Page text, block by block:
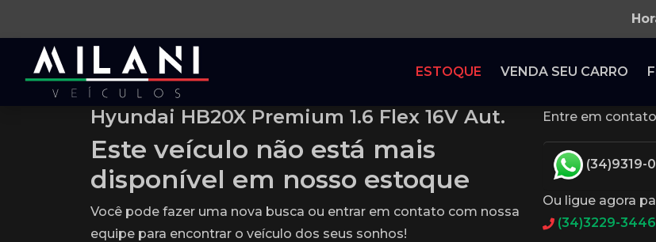
ESTOQUE VENDA SEU CARRO
Hyundai HB20X Premium 1.6 Flex 16V Aut.
Este veículo não está mais
disponível em nosso estoque
Você pode fazer uma nova busca ou entrar em contato com nossa
equipe para encontrar o veículo dos seus sonhos!
Entre em
(34)9319-
Ou ligue agora
(34)3229-3446